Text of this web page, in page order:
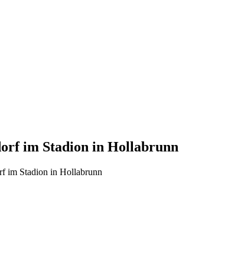
im Stadion in Hollabrunn
im Stadion in Hollabrunn